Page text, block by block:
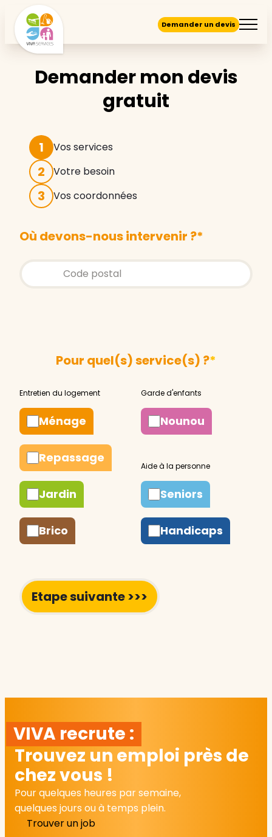
Demander un devis
Demander mon devis
gratuit
1 Vos services
2 Votre besoin
3 Vos coordonnées
Où devons-nous intervenir ?*
Store locator global - Autocompletion
Rechercher
Pour quel(s) service(s) ?*
Ménage
Repassage
Jardin
Brico
Nounou
Seniors
Handicaps
VIVA recrute :
Trouvez un emploi près de
chez vous !
Pour quelques heures par semaine,
quelques jours ou à temps plein.
Trouver un job